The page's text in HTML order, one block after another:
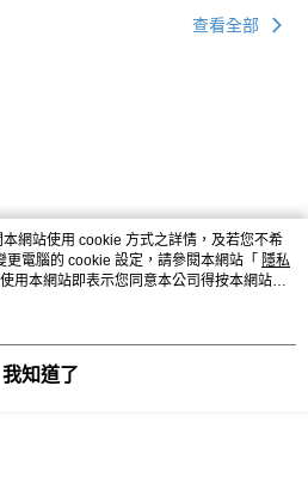
查看全部
網站使用 cookie 方式之詳情，及若您不希
電腦的 cookie 設定，請參閱本網站「 隱私
用本網站即表示您同意本公司得按本網站使
我知道了